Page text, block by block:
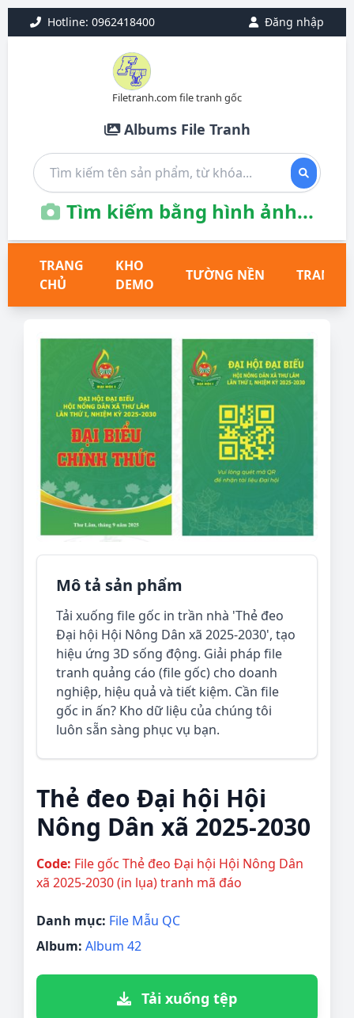
Hotline: 0962418400 Đăng nhập
Filetranh.com file tranh gốc
Albums File Tranh
Tìm kiếm bằng hình ảnh...
TRANG
CHỦ
KHO
DEMO
TƯỜNG NỀN TRANH
Mô tả sản phẩm
Tải xuống file gốc in trần nhà 'Thẻ đeo
Đại hội Hội Nông Dân xã 2025-2030', tạo
hiệu ứng 3D sống động. Giải pháp file
tranh quảng cáo (file gốc) cho doanh
nghiệp, hiệu quả và tiết kiệm. Cần file
gốc in ấn? Kho dữ liệu của chúng tôi
luôn sẵn sàng phục vụ bạn.
Thẻ đeo Đại hội Hội
Nông Dân xã 2025-2030
Code: File gốc Thẻ đeo Đại hội Hội Nông Dân
xã 2025-2030 (in lụa) tranh mã đáo
Danh mục: File Mẫu QC
Album: Album 42
Tải xuống tệp